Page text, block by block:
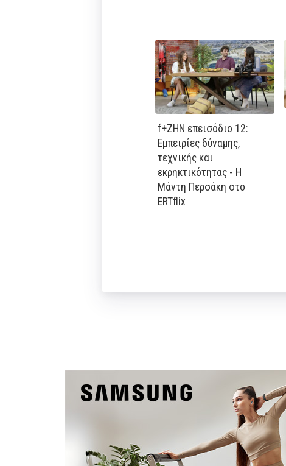
f+ΖΗΝ επεισόδιο 12:
Εμπειρίες δύναμης,
τεχνικής και
εκρηκτικότητας - Η
Μάντη Περσάκη στο
ERTflix